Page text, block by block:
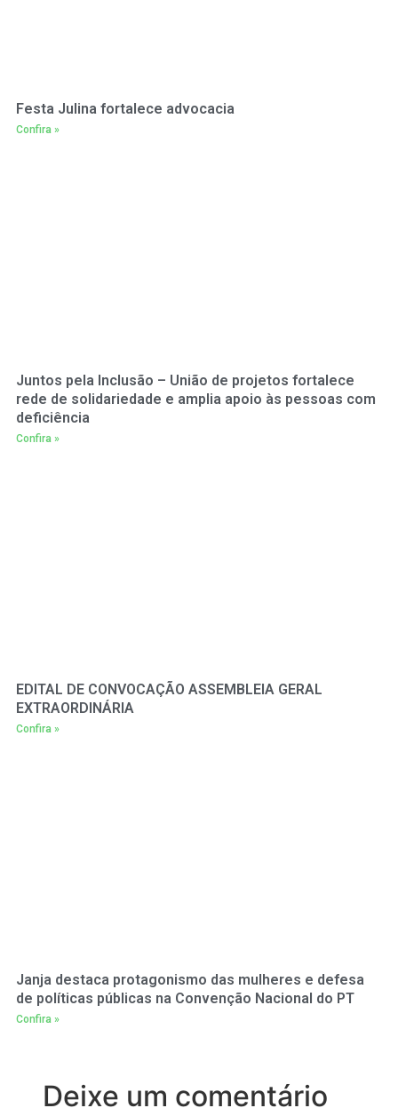
Festa Julina fortalece advocacia
Confira »
Juntos pela Inclusão – União de projetos fortalece
rede de solidariedade e amplia apoio às pessoas com
deficiência
Confira »
EDITAL DE CONVOCAÇÃO ASSEMBLEIA GERAL
EXTRAORDINÁRIA
Confira »
Janja destaca protagonismo das mulheres e defesa
de políticas públicas na Convenção Nacional do PT
Confira »
Deixe um comentário